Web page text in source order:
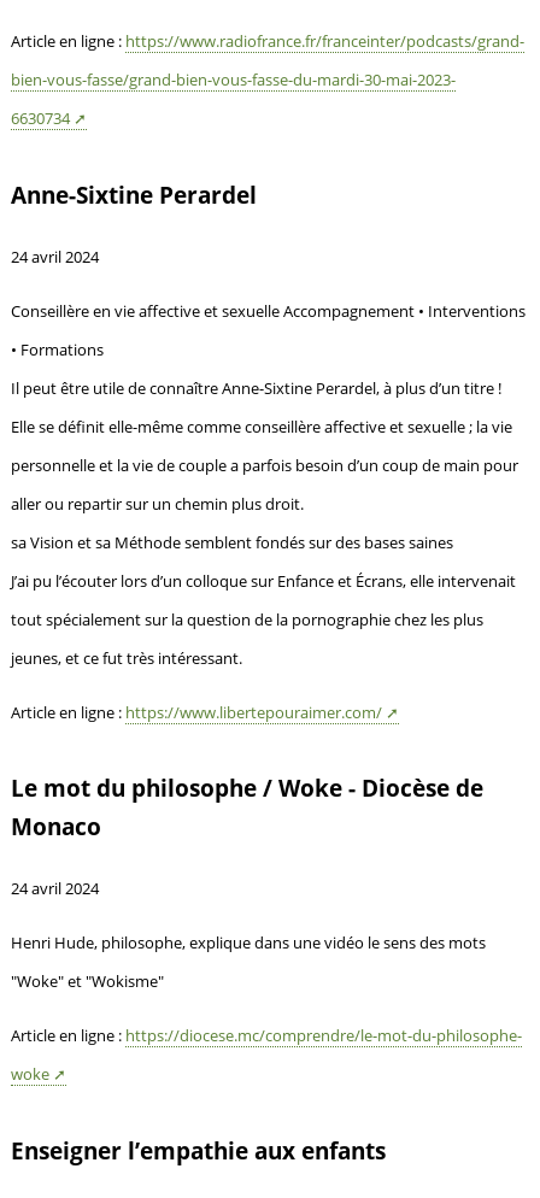
Article en ligne : https://www.radiofrance.fr/franceinter/podcasts/grand-
bien-vous-fasse/grand-bien-vous-fasse-du-mardi-30-mai-2023-
6630734
Anne-Sixtine Perardel
24 avril 2024
Conseillère en vie affective et sexuelle Accompagnement • Interventions
• Formations
Il peut être utile de connaître Anne-Sixtine Perardel, à plus d’un titre !
Elle se définit elle-même comme conseillère affective et sexuelle ; la vie
personnelle et la vie de couple a parfois besoin d’un coup de main pour
aller ou repartir sur un chemin plus droit.
sa Vision et sa Méthode semblent fondés sur des bases saines
J’ai pu l’écouter lors d’un colloque sur Enfance et Écrans, elle intervenait
tout spécialement sur la question de la pornographie chez les plus
jeunes, et ce fut très intéressant.
Article en ligne : https://www.libertepouraimer.com/
Le mot du philosophe / Woke - Diocèse de
Monaco
24 avril 2024
Henri Hude, philosophe, explique dans une vidéo le sens des mots
"Woke" et "Wokisme"
Article en ligne : https://diocese.mc/comprendre/le-mot-du-philosophe-
woke
Enseigner l’empathie aux enfants